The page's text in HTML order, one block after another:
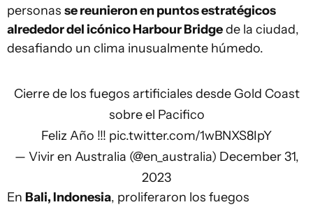
personas se reunieron en puntos estratégicos
alrededor del icónico Harbour Bridgede la ciudad,
desafiando un clima inusualmente húmedo.
Cierre de los fuegos artificiales desde Gold Coast
sobre el Pacifico
Feliz Año !!! pic.twitter.com/1wBNXS8IpY
— Vivir en Australia (@en_australia) December 31,
2023
En Bali, Indonesia, proliferaron los fuegos